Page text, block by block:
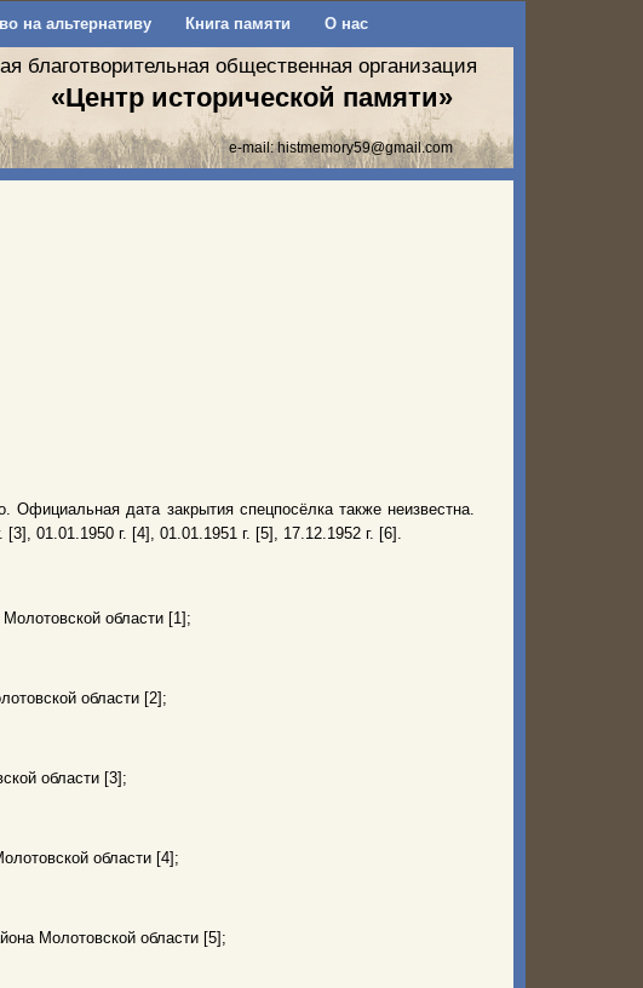
на альтернативу Книга памяти О нас
благотворительная общественная организация
«Центр исторической памяти»
e-mail:histmemory59@gmail.com
Официальная дата закрытия спецпосёлка также неизвестна.
01.01.1950 г. [4], 01.01.1951 г. [5], 17.12.1952 г. [6].
области [1];
области [2];
области [3];
области [4];
Молотовской области [5];